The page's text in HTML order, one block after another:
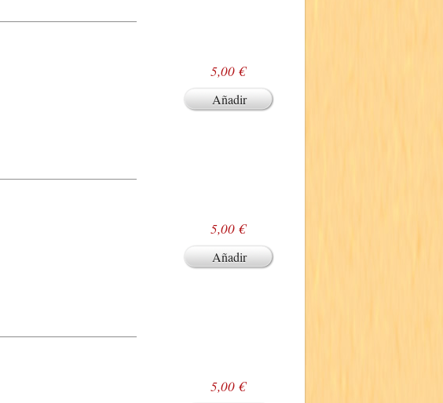
5,00 €
Añadir
5,00 €
Añadir
5,00 €